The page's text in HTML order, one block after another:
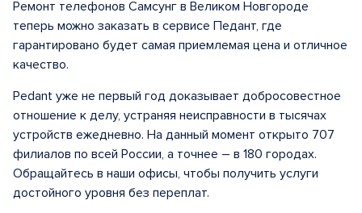
Ремонт телефонов Самсунг в Великом Новгороде
теперь можно заказать в сервисе Педант, где
гарантировано будет самая приемлемая цена и отличное
качество.
Pedant уже не первый год доказывает добросовестное
отношение к делу, устраняя неисправности в тысячах
устройств ежедневно. На данный момент открыто 707
филиалов по всей России, а точнее – в 180 городах.
Обращайтесь в наши офисы, чтобы получить услуги
достойного уровня без переплат.